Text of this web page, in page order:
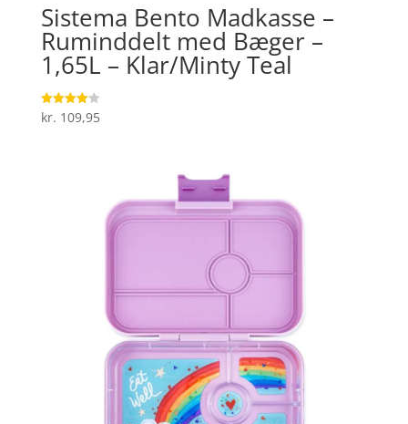
Sistema Bento Madkasse –
Ruminddelt med Bæger –
1,65L – Klar/Minty Teal
Vurderet
4.1
kr. 109,95